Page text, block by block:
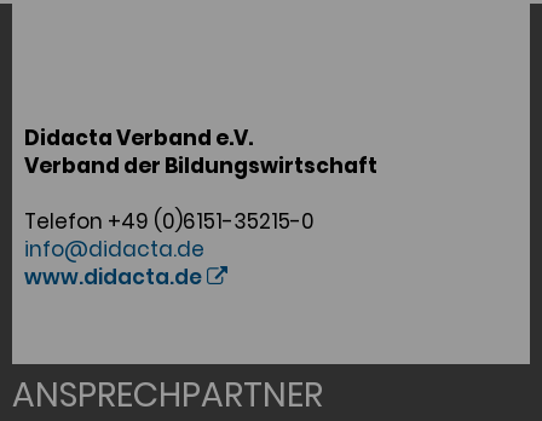
Didacta Verband e.V.
Verband der Bildungswirtschaft
Telefon +49 (0)6151-35215-0
info@didacta.de
www.didacta.de
ANSPRECHPARTNER